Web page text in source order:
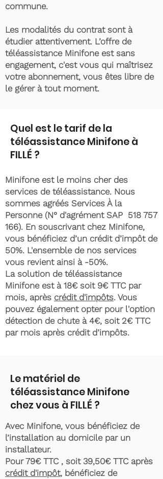
commune.
Les modalités du contrat sont à
étudier attentivement. L’offre de
téléassistance Minifone est sans
engagement, c'est vous qui maîtrisez
votre abonnement, vous êtes libre de
le gérer à tout moment.
Quel est le tarif de la
téléassistance Minifone à
FILLÉ ?
Minifone est le moins cher des
services de téléassistance. Nous
sommes agréés Services À la
Personne (N° d'agrément SAP 518 757
166). En souscrivant chez Minifone,
vous bénéficiez d’un crédit d’impôt de
50%. L'ensemble de nos services
vous revient ainsi à -50%.
La solution de téléassistance
Minifone est à 18€ soit 9€ TTC par
mois, après crédit d'impôts. Vous
pouvez également opter pour l'option
détection de chute à 4€, soit 2€ TTC
par mois après crédit d’impôts.
Le matériel de
téléassistance Minifone
chez vous à FILLÉ ?
Avec Minifone, vous bénéficiez de
l’installation au domicile par un
installateur.
Pour 79€ TTC , soit 39,50€ TTC après
crédit d'impôt, bénéficiez de